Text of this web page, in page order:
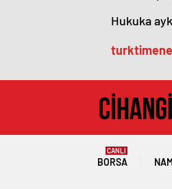
Hukuka
BORSA
CANLI